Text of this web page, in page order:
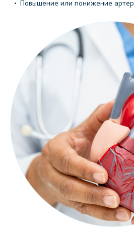
Повышение или понижение